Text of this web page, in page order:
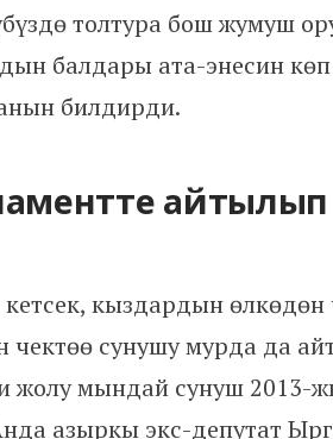
толтура бош жумуш
балдары ата-энесин
билдирди.
айтылып
кетсек, кыздардын
чектөө сунушу мурда да
жолу мындай сунуш 2013-
азыркы экс-депутат